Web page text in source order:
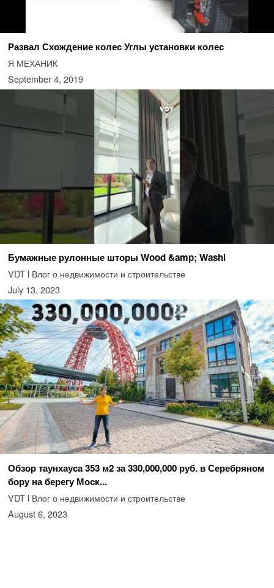
Развал Схождение колес Углы установки колес
Я МЕХАНИК
September 4, 2019
Бумажные рулонные шторы Wood &amp; Washi
VDT l Влог о недвижимости и строительстве
July 13, 2023
Обзор таунхауса 353 м2 за 330,000,000 руб. в Серебряном
бору на берегу Моск...
VDT l Влог о недвижимости и строительстве
August 6, 2023